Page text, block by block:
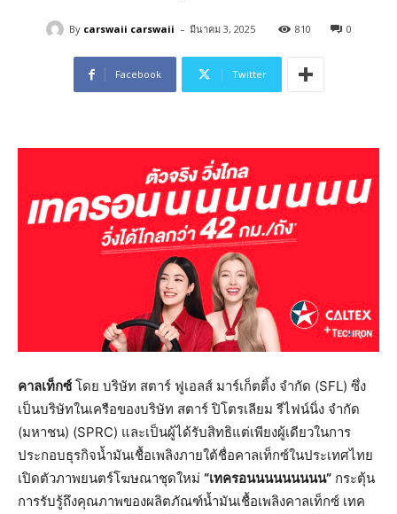
By carswaii carswaii - มีนาคม 3, 2025 810 0
Facebook Twitter
คาลเท็กซ์โดย บริษัท สตาร์ ฟูเอลส์ มาร์เก็ตติ้ง จำกัด (SFL) ซึ่ง
เป็นบริษัทในเครือของบริษัท สตาร์ ปิโตรเลียม รีไฟน์นิ่ง จำกัด
(มหาชน) (SPRC) และเป็นผู้ได้รับสิทธิแต่เพียงผู้เดียวในการ
ประกอบธุรกิจน้ำมันเชื้อเพลิงภายใต้ชื่อคาลเท็กซ์ในประเทศไทย
เปิดตัวภาพยนตร์โฆษณาชุดใหม่ “เทครอนนนนนนนนน” กระตุ้น
การรับรู้ถึงคุณภาพของผลิตภัณฑ์น้ำมันเชื้อเพลิงคาลเท็กซ์ เทค